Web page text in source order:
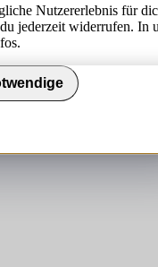
leider keine
oder verwende
Nutzererlebnis für
jederzeit widerrufen. In